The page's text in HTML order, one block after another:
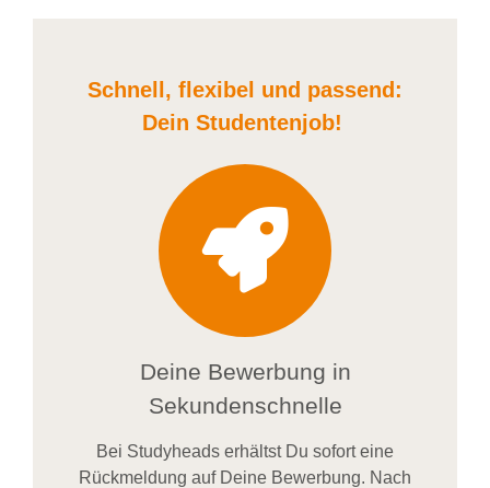
Schnell, flexibel und passend:
Dein Studentenjob!
Deine Bewerbung in
Sekundenschnelle
Bei Studyheads erhältst Du sofort eine
Rückmeldung auf Deine Bewerbung. Nach